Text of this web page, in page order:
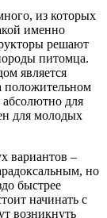
из которых
именно
решают
питомца.
является
положительном
для
для молодых
вариантов –
но
быстрее
начинать с
возникнуть